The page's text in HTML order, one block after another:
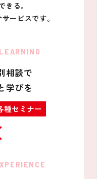
きる。
ービスです。
LEARNING
相談で
学びを
種セミナー